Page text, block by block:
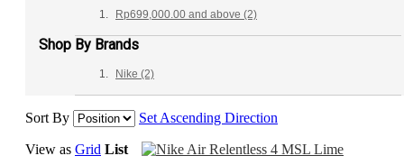
Rp699,000.00 and above (2)
Shop By Brands
Nike (2)
Sort By Set Ascending Direction
View as Grid List